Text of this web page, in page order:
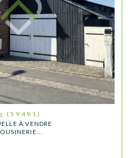
(59491)
À VENDRE